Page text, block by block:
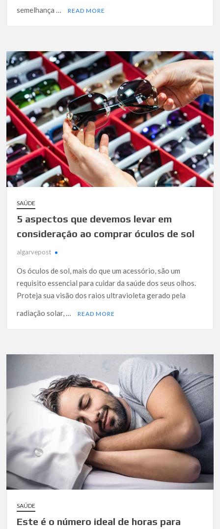
semelhança …
READ MORE
SAÚDE
5 aspectos que devemos levar em
consideração ao comprar óculos de sol
algarvepost
Os óculos de sol, mais do que um acessório, são um
requisito essencial para cuidar da saúde dos seus olhos.
Proteja sua visão dos raios ultravioleta gerado pela
radiação solar, …
READ MORE
SAÚDE
Este é o número ideal de horas para